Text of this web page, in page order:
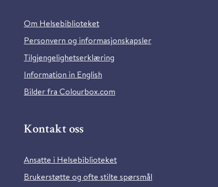
Om Helsebiblioteket
Personvern og informasjonskapsler
Tilgjengelighetserklæring
Information in English
Bilder fra Colourbox.com
Kontakt oss
Ansatte i Helsebiblioteket
Brukerstøtte og ofte stilte spørsmål